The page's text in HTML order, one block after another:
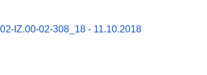
IZ.00-02-308_18 - 11.10.2018